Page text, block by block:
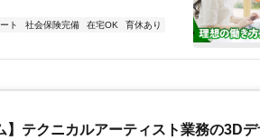
ト 社会保険完備 在宅OK
育休あり
】テクニカルアーティスト業務の3D